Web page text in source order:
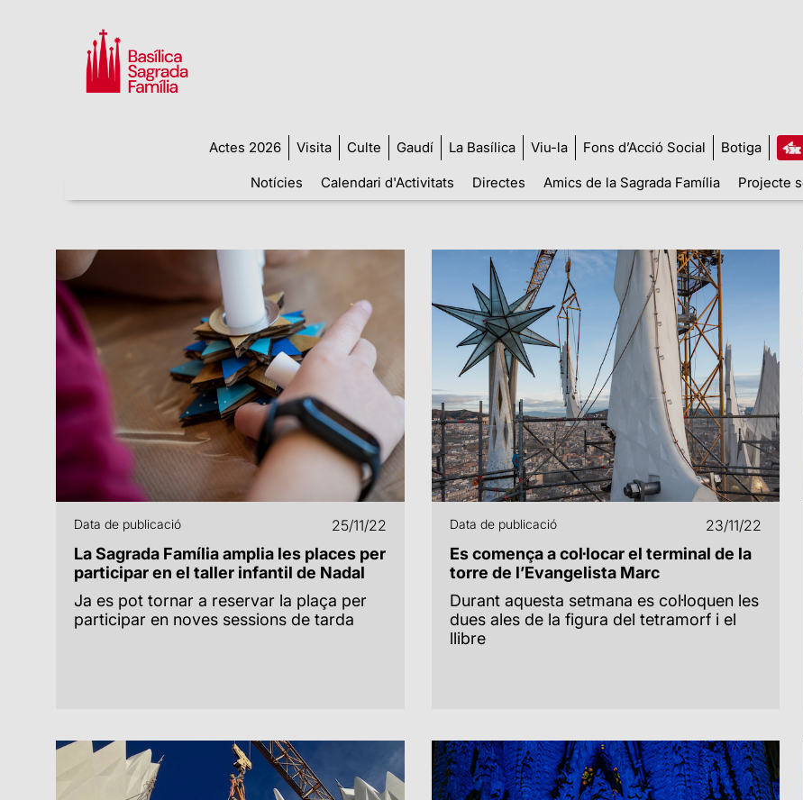
Actes 2026 Visita Culte Gaudí La Basílica Viu-la Fons d’Acció Social Botiga
Notícies
Calendari d'Activitats Directes Amics de la Sagrada Família Projecte
Data de publicació 25/11/22
La Sagrada Família amplia les places per
participar en el taller infantil de Nadal
Ja es pot tornar a reservar la plaça per
participar en noves sessions de tarda
Data de publicació 23/11/22
Es comença a col·locar el terminal de la
torre de l’Evangelista Marc
Durant aquesta setmana es col·loquen les
dues ales de la figura del tetramorf i el
llibre